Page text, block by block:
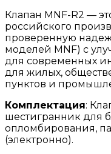
Клапан MNF-R2 —
российского
проверенную
моделей MNF) с
для современных
для жилых,
пунктов и
Комплектация:
шестигранник для
опломбирования,
(электронно).